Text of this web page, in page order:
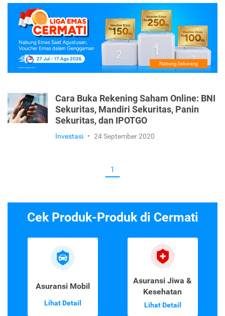
Cara Buka Rekening Saham Online: BNI
Sekuritas, Mandiri Sekuritas, Panin
Sekuritas, dan IPOTGO
Investasi • 24 September 2020
1
Cek Produk-Produk di Cermati
Asuransi Mobil
Lihat Detail
Asuransi Jiwa &
Kesehatan
Lihat Detail